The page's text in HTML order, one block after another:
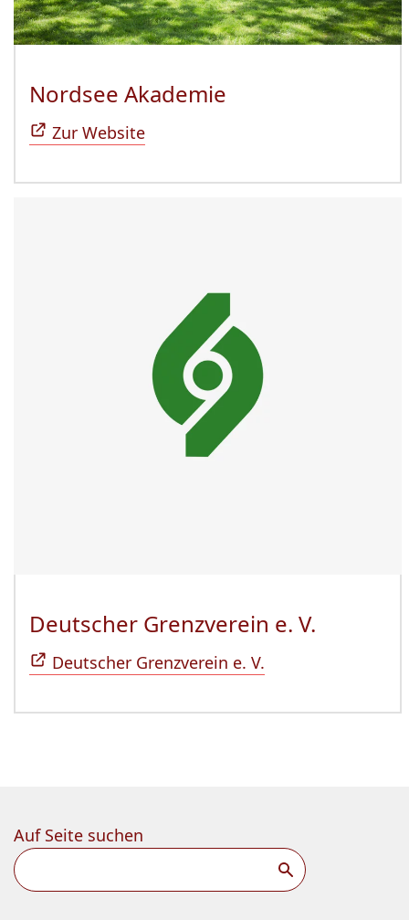
Nordsee Akademie
Zur Website
Deutscher Grenzverein e. V.
Deutscher Grenzverein e. V.
Auf Seite suchen
Suchen